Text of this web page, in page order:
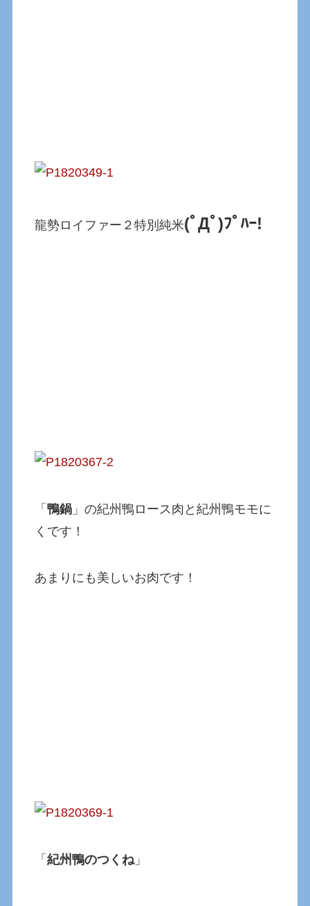
龍勢ロイファー２特別純米(ﾟДﾟ)ﾌﾟﾊｰ!
「鴨鍋 」の紀州鴨ロース肉と紀州鴨モモに
くです！
あまりにも美しいお肉です！
「紀州鴨のつくね」